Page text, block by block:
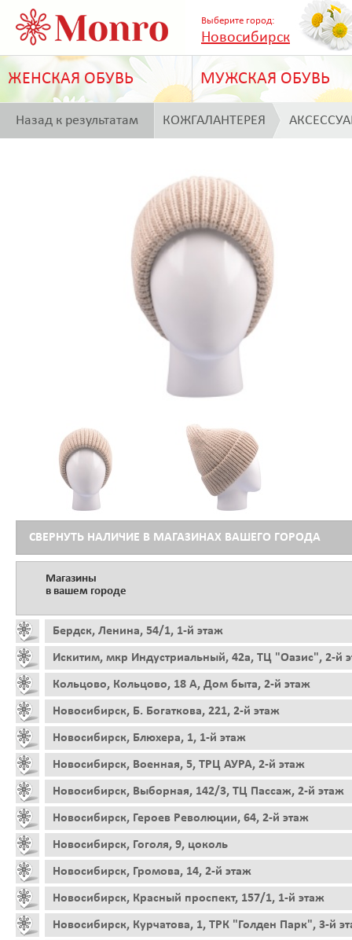
Выберите город:
Новосибирск
ЖЕНСКАЯ ОБУВЬ МУЖСКАЯ ОБУВЬ
Назад к результатам КОЖГАЛАНТЕРЕЯ
СВЕРНУТЬ НАЛИЧИЕ В МАГАЗИНАХ ВАШЕГО ГОРОДА
Магазины
в вашем городе
Бердск, Ленина, 54/1, 1-й этаж
Искитим, мкр Индустриальный, 42а, ТЦ "Оазис", 2-й
Кольцово, Кольцово, 18 А, Дом быта, 2-й этаж
Новосибирск, Б. Богаткова, 221, 2-й этаж
Новосибирск, Блюхера, 1, 1-й этаж
Новосибирск, Военная, 5, ТРЦ АУРА, 2-й этаж
Новосибирск, Выборная, 142/3, ТЦ Пассаж, 2-й этаж
Новосибирск, Героев Революции, 64, 2-й этаж
Новосибирск, Гоголя, 9, цоколь
Новосибирск, Громова, 14, 2-й этаж
Новосибирск, Красный проспект, 157/1, 1-й этаж
Новосибирск, Курчатова, 1, ТРК "Голден Парк", 3-й